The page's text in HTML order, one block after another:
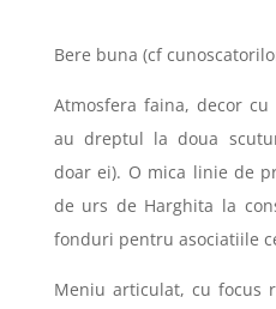
Bere buna (cf
Atmosfera faina, decor
au dreptul la doua
doar ei). O mica linie de
de urs de Harghita la
fonduri pentru asociatiile
Meniu articulat, cu focus